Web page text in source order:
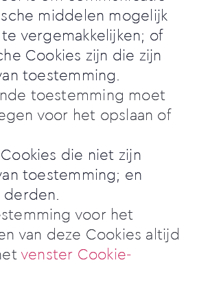
middelen mogelijk
vergemakkelijken; of
Cookies zijn die zijn
toestemming.
toestemming moet
voor het opslaan of
die niet zijn
toestemming; en
derden.
voor het
van deze Cookies altijd
venster Cookie-